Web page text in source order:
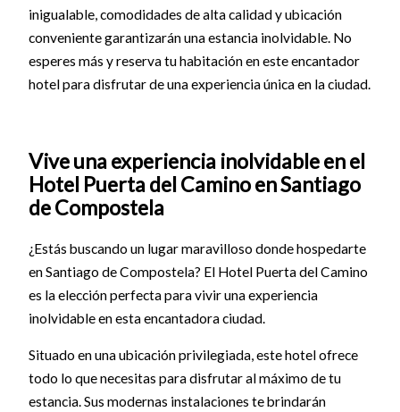
inigualable, comodidades de alta calidad y ubicación
conveniente garantizarán una estancia inolvidable. No
esperes más y reserva tu habitación en este encantador
hotel para disfrutar de una experiencia única en la ciudad.
Vive una experiencia inolvidable en el
Hotel Puerta del Camino en Santiago
de Compostela
¿Estás buscando un lugar maravilloso donde hospedarte
en Santiago de Compostela? El Hotel Puerta del Camino
es la elección perfecta para vivir una experiencia
inolvidable en esta encantadora ciudad.
Situado en una ubicación privilegiada, este hotel ofrece
todo lo que necesitas para disfrutar al máximo de tu
estancia. Sus modernas instalaciones te brindarán